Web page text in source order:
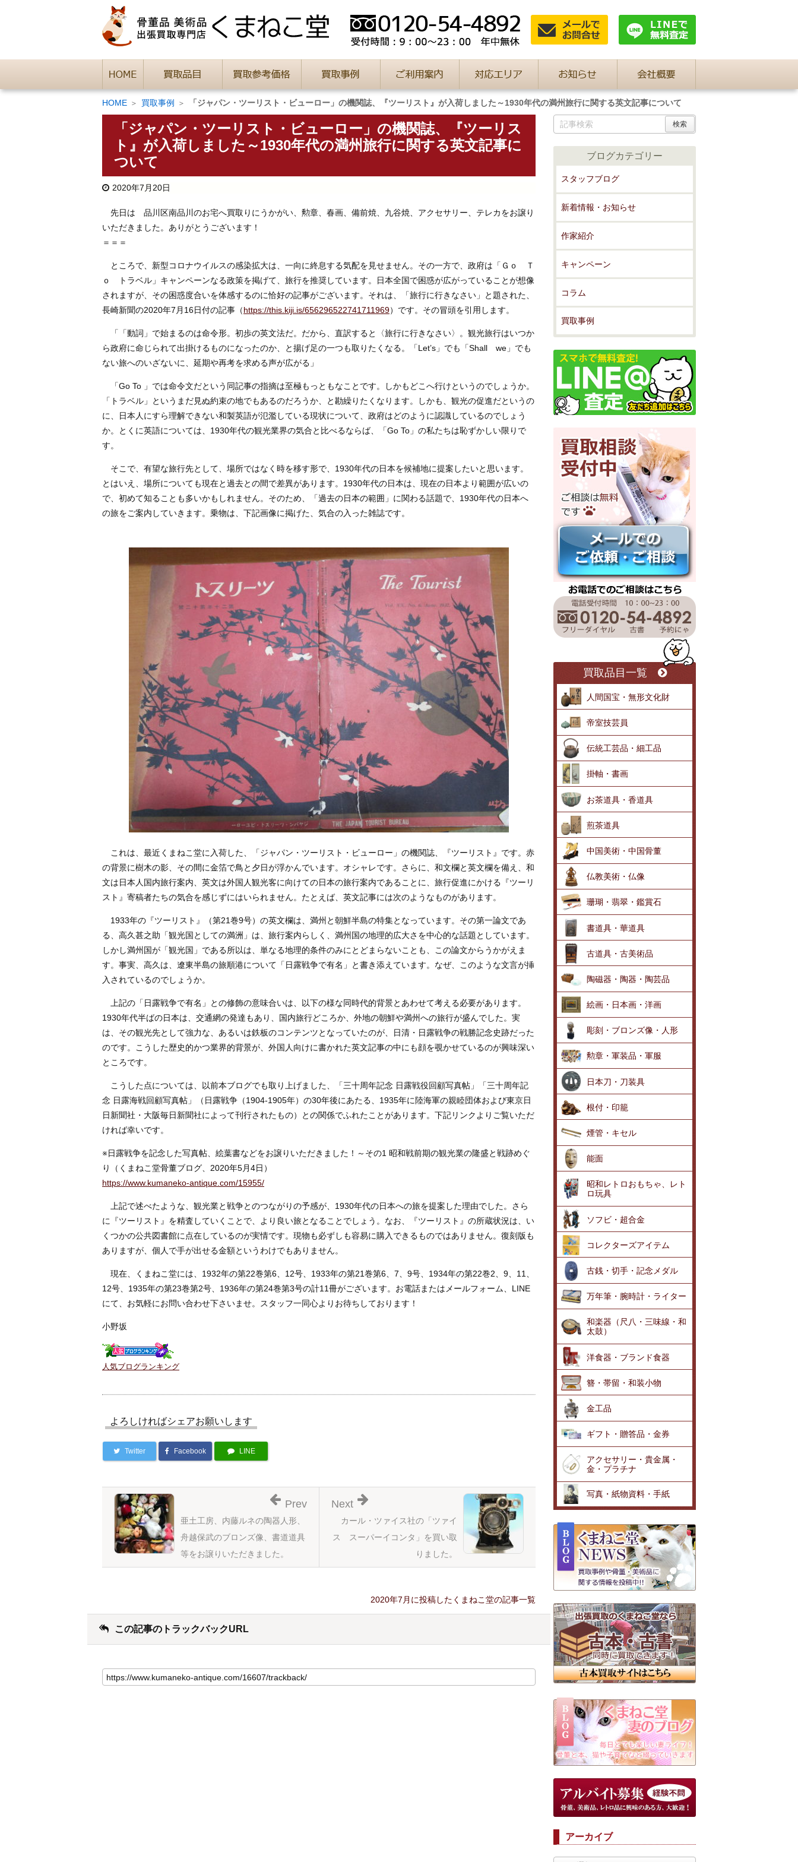
HOME 買取事例 「ジャパン・ツーリスト・ビューロー」の機関誌、『ツーリスト』が入荷しました～1930年代の満州旅行に関する英文記事について
「ジャパン・ツーリスト・ビューロー」の機関誌、『ツーリス
ト』が入荷しました～1930年代の満州旅行に関する英文記事に
ついて
2020年7月20日
先日は 品川区南品川のお宅へ買取りにうかがい、勲章、春画、備前焼、九谷焼、アクセサリー、テレカをお譲り
いただきました。ありがとうございます！
＝＝＝
ところで、新型コロナウイルスの感染拡大は、一向に終息する気配を見せません。その一方で、政府は「Ｇｏ Ｔ
ｏ トラベル」キャンペーンなる政策を掲げて、旅行を推奨しています。日本全国で困惑が広がっていることが想像
されますが、その困惑度合いを体感するのに恰好の記事がございます。それは、「旅行に行きなさい」と題された、
長崎新聞の2020年7月16日付の記事（https://this.kiji.is/656296522741711969）です。その冒頭を引用します。
「「動詞」で始まるのは命令形。初歩の英文法だ。だから、直訳すると〈旅行に行きなさい〉。観光旅行はいつか
ら政府に命じられて出掛けるものになったのか、と揚げ足の一つも取りたくなる。「Let’s」でも「Shall we」でも
ない旅へのいざないに、延期や再考を求める声が広がる」
「Go To 」では命令文だという同記事の指摘は至極もっともなことです。しかもどこへ行けというのでしょうか。
「トラベル」というまだ見ぬ約束の地でもあるのだろうか、と勘繰りたくなります。しかも、観光の促進だというの
に、日本人にすら理解できない和製英語が氾濫している現状について、政府はどのように認識しているのでしょう
か。とくに英語については、1930年代の観光業界の気合と比べるならば、「Go To」の私たちは恥ずかしい限りで
す。
そこで、有望な旅行先として、場所ではなく時を移す形で、1930年代の日本を候補地に提案したいと思います。
とはいえ、場所についても現在と過去との間で差異があります。1930年代の日本は、現在の日本より範囲が広いの
で、初めて知ることも多いかもしれません。そのため、「過去の日本の範囲」に関わる話題で、1930年代の日本へ
の旅をご案内していきます。乗物は、下記画像に掲げた、気合の入った雑誌です。
これは、最近くまねこ堂に入荷した、「ジャパン・ツーリスト・ビューロー」の機関誌、『ツーリスト』です。赤
の背景に樹木の影、その間に金箔で鳥と夕日が浮かんでいます。オシャレです。さらに、和文欄と英文欄を備え、和
文は日本人国内旅行案内、英文は外国人観光客に向けての日本の旅行案内であることに、旅行促進にかける『ツーリ
スト』寄稿者たちの気合を感じずにはいられません。たとえば、英文記事には次のようなものがあります。
1933年の『ツーリスト』（第21巻9号）の英文欄は、満州と朝鮮半島の特集となっています。その第一論文であ
る、高久甚之助「観光国としての満洲」は、旅行案内らしく、満州国の地理的広大さを中心的な話題としています。
しかし満州国が「観光国」である所以は、単なる地理的条件のみにとどまらないことも、この論文からうかがえま
す。事実、高久は、遼東半島の旅順港について「日露戦争で有名」と書き添えています。なぜ、このような文言が挿
入されているのでしょうか。
上記の「日露戦争で有名」との修飾の意味合いは、以下の様な同時代的背景とあわせて考える必要があります。
1930年代半ばの日本は、交通網の発達もあり、国内旅行どころか、外地の朝鮮や満州への旅行が盛んでした。実
は、その観光先として強力な、あるいは鉄板のコンテンツとなっていたのが、日清・日露戦争の戦勝記念史跡だった
のです。こうした歴史的かつ業界的背景が、外国人向けに書かれた英文記事の中にも顔を覗かせているのが興味深い
ところです。
こうした点については、以前本ブログでも取り上げました、「三十周年記念 日露戦役回顧写真帖」「三十周年記
念 日露海戦回顧写真帖」（日露戦争（1904-1905年）の30年後にあたる、1935年に陸海軍の親睦団体および東京日
日新聞社・大阪毎日新聞社によって刊行されたもの）との関係でふれたことがあります。下記リンクよりご覧いただ
ければ幸いです。
※日露戦争を記念した写真帖、絵葉書などをお譲りいただきました！～その1 昭和戦前期の観光業の隆盛と戦跡めぐ
り（くまねこ堂骨董ブログ、2020年5月4日）
https://www.kumaneko-antique.com/15955/
上記で述べたような、観光業と戦争とのつながりの予感が、1930年代の日本への旅を提案した理由でした。さら
に『ツーリスト』を精査していくことで、より良い旅となることでしょう。なお、『ツーリスト』の所蔵状況は、い
くつかの公共図書館に点在しているのが実情です。現物も必ずしも容易に購入できるものではありません。復刻版も
ありますが、個人で手が出せる金額というわけでもありません。
現在、くまねこ堂には、1932年の第22巻第6、12号、1933年の第21巻第6、7、9号、1934年の第22巻2、9、11、
12号、1935年の第23巻第2号、1936年の第24巻第3号の計11冊がございます。お電話またはメールフォーム、LINE
にて、お気軽にお問い合わせ下さいませ。スタッフ一同心よりお待ちしております！
小野坂
人気ブログランキング
よろしければシェアお願いします
Twitter Facebook LINE
カール・ツァイス社の「ツァイ
ス スーパーイコンタ」を買い取
りました。
Next
亜土工房、内藤ルネの陶器人形、
舟越保武のブロンズ像、書道道具
等をお譲りいただきました。
Prev
2020年7月に投稿したくまねこ堂の記事一覧
この記事のトラックバックURL
ブログカテゴリー
スタッフブログ
新着情報・お知らせ
作家紹介
キャンペーン
コラム
買取事例
買取品目一覧
人間国宝・無形文化財
帝室技芸員
伝統工芸品・細工品
掛軸・書画
お茶道具・香道具
煎茶道具
中国美術・中国骨董
仏教美術・仏像
珊瑚・翡翠・鑑賞石
書道具・華道具
古道具・古美術品
陶磁器・陶器・陶芸品
絵画・日本画・洋画
彫刻・ブロンズ像・人形
勲章・軍装品・軍服
日本刀・刀装具
根付・印籠
煙管・キセル
能面
昭和レトロおもちゃ、レト
ロ玩具
ソフビ・超合金
コレクターズアイテム
古銭・切手・記念メダル
万年筆・腕時計・ライター
和楽器（尺八・三味線・和
太鼓）
洋食器・ブランド食器
簪・帯留・和装小物
金工品
ギフト・贈答品・金券
アクセサリー・貴金属・
金・プラチナ
写真・紙物資料・手紙
アーカイブ